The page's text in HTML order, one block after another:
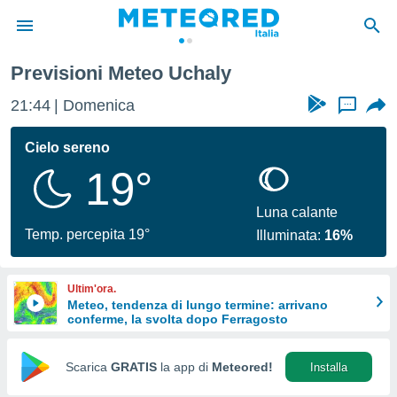
di
per
le
di
Web
Previsioni Meteo Uchaly
21:44 Domenica ...
Cielo sereno
19°
Temp. percepita 19°
Luna calante
Illuminata: 16%
Ultim'ora.
Meteo, tendenza di lungo termine: arrivano
conferme, la svolta dopo Ferragosto
Scarica GRATIS la app di Meteored! Installa